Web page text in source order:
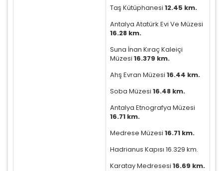
HER ZAMAN AKTIF
Oturum yönetimi, güvenlik ve temel site işlevleri için
gereklidir. Bu çerezler olmadan site düzgün çalışmaz
Ziyaretçilerin siteyi nasıl kullandığını anonim olarak
ölçeriz. Hangi sayfaların popüler olduğunu ve
Taş Kütüphanesi 12.45 km.
Antalya Atatürk Evi Ve Müzesi
16.28 km.
Suna İnan Kıraç Kaleiçi
Müzesi 16.379 km.
Ahş Evran Müzesi 16.44 km.
Soba Müzesi 16.48 km.
Antalya Etnografya Müzesi
16.71 km.
Medrese Müzesi 16.71 km.
Hadrianus Kapısı 16.329 km.
Karatay Medresesi 16.69 km.